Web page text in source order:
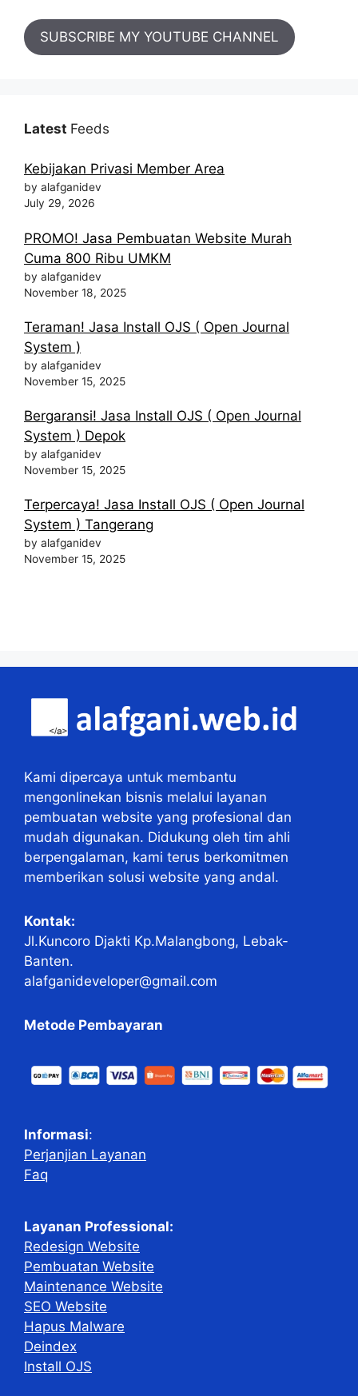
SUBSCRIBE MY YOUTUBE CHANNEL
Latest Feeds
Kebijakan Privasi Member Area
by alafganidev
July 29, 2026
PROMO! Jasa Pembuatan Website Murah
Cuma 800 Ribu UMKM
by alafganidev
November 18, 2025
Teraman! Jasa Install OJS ( Open Journal
System )
by alafganidev
November 15, 2025
Bergaransi! Jasa Install OJS ( Open Journal
System ) Depok
by alafganidev
November 15, 2025
Terpercaya! Jasa Install OJS ( Open Journal
System ) Tangerang
by alafganidev
November 15, 2025
Kami dipercaya untuk membantu
mengonlinekan bisnis melalui layanan
pembuatan website yang profesional dan
mudah digunakan. Didukung oleh tim ahli
berpengalaman, kami terus berkomitmen
memberikan solusi website yang andal.
Kontak:
Jl.Kuncoro Djakti Kp.Malangbong, Lebak-
Banten.
alafganideveloper@gmail.com
Metode Pembayaran
Informasi:
Perjanjian Layanan
Faq
Layanan Professional:
Redesign Website
Pembuatan Website
Maintenance Website
SEO Website
Hapus Malware
Deindex
Install OJS